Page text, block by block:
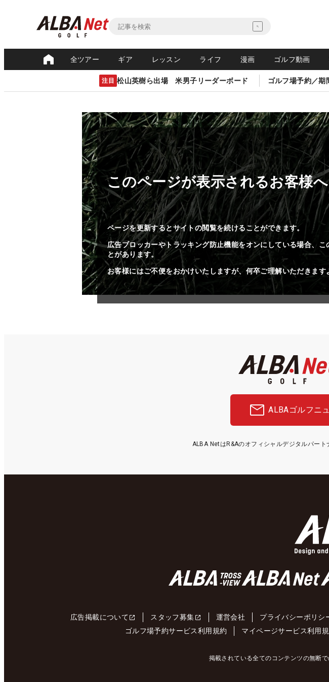
全ツアー ギア レッスン ライフ 漫画 ゴルフ動画
注目 松山英樹ら出場 米男子リーダーボード ゴルフ場予約／期
このページが表示されるお客様へ
ページを更新するとサイトの閲覧を続けることができます。
広告ブロッカーやトラッキング防止機能をオンにしている場合、こ
とがあります。
お客様にはご不便をおかけいたしますが、何卒ご理解いただきます
ALBAゴルフニ
ALBA NetはR&Aのオフィシャルデジタルパート
広告掲載について スタッフ募集 運営会社 プライバシーポリシ
ゴルフ場予約サービス利用規約
マイページサービス利用
掲載されている全てのコンテンツの無断